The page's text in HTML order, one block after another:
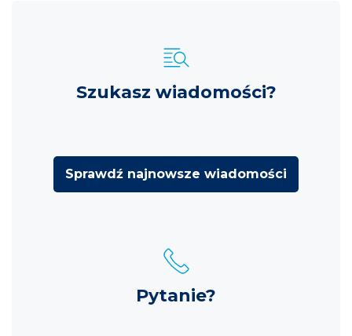
Szukasz wiadomości?
Sprawdź najnowsze wiadomości
Pytanie?